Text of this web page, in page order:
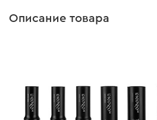
Описание товара